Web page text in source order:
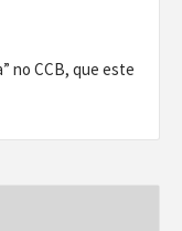
no CCB, que este